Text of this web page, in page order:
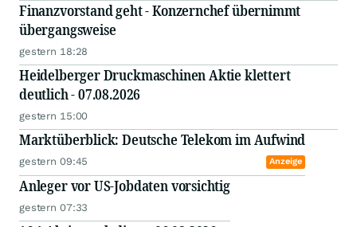
Finanzvorstand geht - Konzernchef übernimmt
übergangsweise
gestern 18:28
Heidelberger Druckmaschinen Aktie klettert
deutlich - 07.08.2026
gestern 15:00
Marktüberblick: Deutsche Telekom im Aufwind
gestern 09:45 Anzeige
Anleger vor US-Jobdaten vorsichtig
gestern 07:33